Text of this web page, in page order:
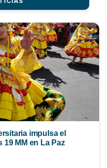
impulsa el
MM en La Paz